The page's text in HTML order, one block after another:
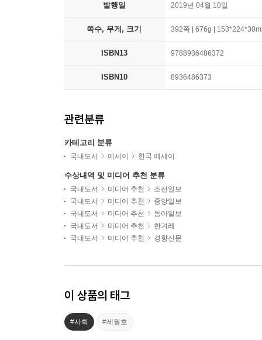
발행일 2019년 04월 10일
쪽수, 무게, 크기 392쪽 | 676g |
ISBN13 9788936486372
ISBN10 8936486373
관련분류
카테고리 분류
국내도서 에세이 한국 에세이
수상내역 및 미디어 추천 분류
국내도서 미디어 추천
조선일보
국내도서
미디어 추천
중앙일보
국내도서
미디어 추천
동아일보
국내도서
미디어 추천
한겨레
국내도서
미디어 추천 경향신문
이 상품의 태그
#사회 #세월호